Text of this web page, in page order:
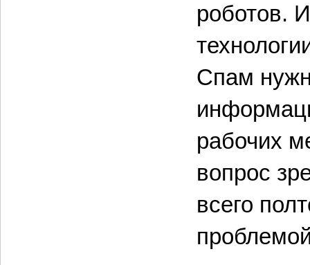
роботов.
Спам
рабочих
вопрос
всего